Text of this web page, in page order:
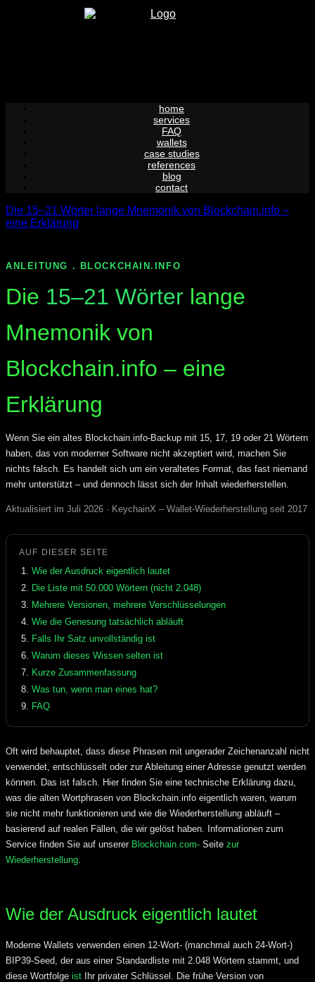
home
services
FAQ
wallets
case studies
references
blog
contact
Die 15–21 Wörter lange Mnemonik von Blockchain.info –
eine Erklärung
ANLEITUNG . BLOCKCHAIN.INFO
Die 15–21 Wörter lange
Mnemonik von
Blockchain.info – eine
Erklärung
Wenn Sie ein altes Blockchain.info-Backup mit 15, 17, 19 oder 21 Wörtern
haben, das von moderner Software nicht akzeptiert wird, machen Sie
nichts falsch. Es handelt sich um ein veraltetes Format, das fast niemand
mehr unterstützt – und dennoch lässt sich der Inhalt wiederherstellen.
Aktualisiert im Juli 2026 · KeychainX – Wallet-Wiederherstellung seit 2017
AUF DIESER SEITE
Wie der Ausdruck eigentlich lautet
Die Liste mit 50.000 Wörtern (nicht 2.048)
Mehrere Versionen, mehrere Verschlüsselungen
Wie die Genesung tatsächlich abläuft
Falls Ihr Satz unvollständig ist
Warum dieses Wissen selten ist
Kurze Zusammenfassung
Was tun, wenn man eines hat?
FAQ
Oft wird behauptet, dass diese Phrasen mit ungerader Zeichenanzahl nicht
verwendet, entschlüsselt oder zur Ableitung einer Adresse genutzt werden
können. Das ist falsch. Hier finden Sie eine technische Erklärung dazu,
was die alten Wortphrasen von Blockchain.info eigentlich waren, warum
sie nicht mehr funktionieren und wie die Wiederherstellung abläuft –
basierend auf realen Fällen, die wir gelöst haben. Informationen zum
Service finden Sie auf unserer Blockchain.com- Seite zur
Wiederherstellung.
Wie der Ausdruck eigentlich lautet
Moderne Wallets verwenden einen 12-Wort- (manchmal auch 24-Wort-)
BIP39-Seed, der aus einer Standardliste mit 2.048 Wörtern stammt, und
diese Wortfolge ist Ihr privater Schlüssel. Die frühe Version von